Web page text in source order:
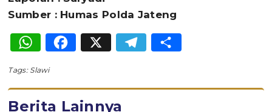
Sumber : Humas Polda Jateng
WhatsApp
Facebook
X Telegram
Tags: Slawi
Berita Lainnya